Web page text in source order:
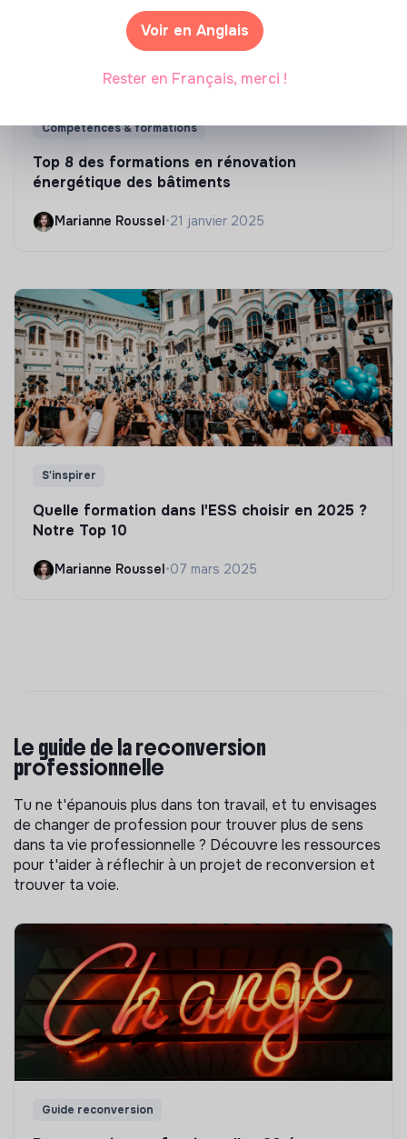
Compétences & formations
Top 8 des formations en rénovation
énergétique des bâtiments
Marianne Roussel •21 janvier 2025
S'inspirer
Quelle formation dans l'ESS choisir en 2025 ?
Notre Top 10
Marianne Roussel•07 mars 2025
Le guide de la reconversion
professionnelle
Tu ne t'épanouis plus dans ton travail, et tu envisages
de changer de profession pour trouver plus de sens
dans ta vie professionnelle ? Découvre les ressources
pour t'aider à réflechir à un projet de reconversion et
trouver ta voie.
Guide reconversion
Voir en Anglais
Rester en Français, merci !